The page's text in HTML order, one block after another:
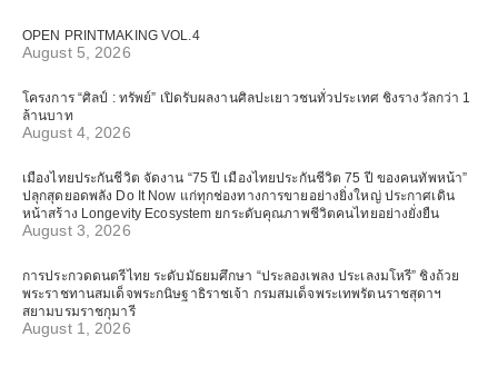
OPEN PRINTMAKING VOL.4
August 5, 2026
โครงการ “ศิลป์ : ทรัพย์” เปิดรับผลงานศิลปะเยาวชนทั่วประเทศ ชิงรางวัลกว่า 1
ล้านบาท
August 4, 2026
เมืองไทยประกันชีวิต จัดงาน “75 ปี เมืองไทยประกันชีวิต 75 ปี ของคนทัพหน้า”
ปลุกสุดยอดพลัง Do It Now แก่ทุกช่องทางการขายอย่างยิ่งใหญ่ ประกาศเดิน
หน้าสร้าง Longevity Ecosystem ยกระดับคุณภาพชีวิตคนไทยอย่างยั่งยืน
August 3, 2026
การประกวดดนตรีไทย ระดับมัธยมศึกษา “ประลองเพลง ประเลงมโหรี” ชิงถ้วย
พระราชทานสมเด็จพระกนิษฐาธิราชเจ้า กรมสมเด็จพระเทพรัตนราชสุดาฯ
สยามบรมราชกุมารี
August 1, 2026